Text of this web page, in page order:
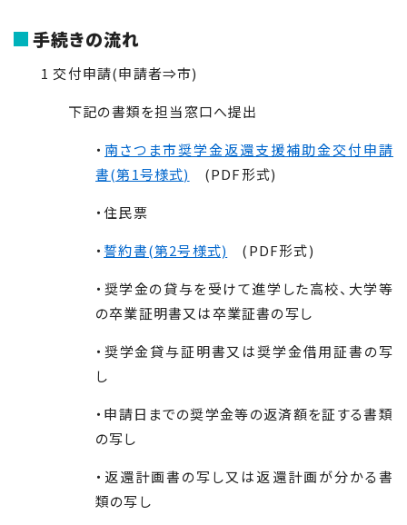
手続きの流れ
1 交付申請(申請者⇒市)
下記の書類を担当窓口へ提出
・ 南さつま市奨学金返還支援補助金交付申請
書(第1号様式)
(PDF形式)
・住民票
・ 誓約書(第2号様式)
(PDF形式)
・奨学金の貸与を受けて進学した高校、大学等
の卒業証明書又は卒業証書の写し
・奨学金貸与証明書又は奨学金借用証書の写
し
・申請日までの奨学金等の返済額を証する書類
の写し
・返還計画書の写し又は返還計画が分かる書
類の写し